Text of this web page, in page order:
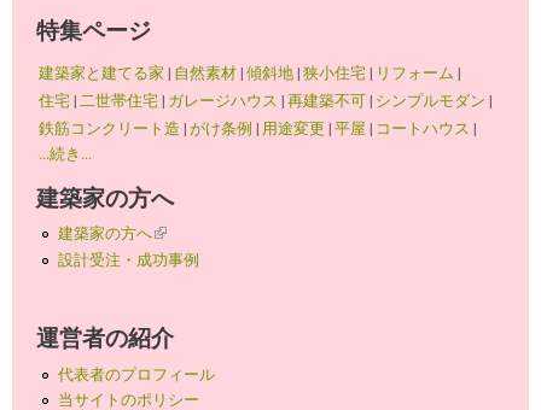
特集ページ
建築家と建てる家 | 自然素材|傾斜地|狭小住宅| リフォーム |
住宅|二世帯住宅| ガレージハウス |再建築不可| シンプルモダン |
鉄筋コンクリート造 |がけ条例 | 用途変更 |平屋 | コートハウス |
...続き...
建築家の方へ
建築家の方へ(link is external)
設計受注・成功事例
運営者の紹介
代表者のプロフィール
当サイトのポリシー